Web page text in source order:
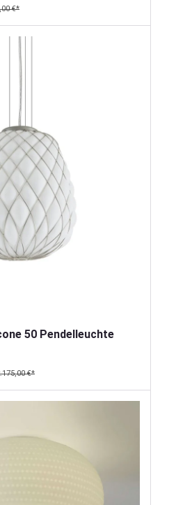
€*
50 Pendelleuchte
€*